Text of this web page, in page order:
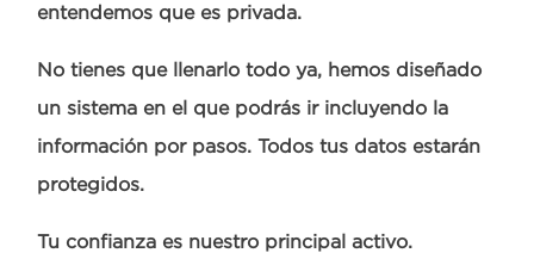
entendemos que es privada.
No tienes que llenarlo todo ya, hemos diseñado
un sistema en el que podrás ir incluyendo la
información por pasos. Todos tus datos estarán
protegidos.
Tu confianza es nuestro principal activo.